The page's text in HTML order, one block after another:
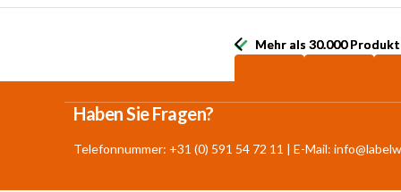
Mehr als 30.000
Mehr als 30.000
Haben Sie Fragen?
Telefonnummer: +31 (0) 591 54 72 11 | E-Mail: